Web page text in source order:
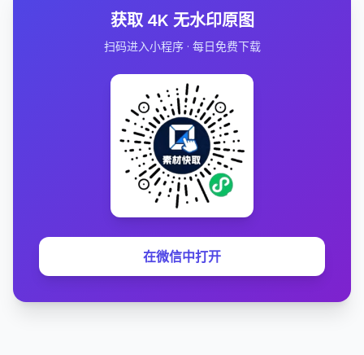
获取 4K 无水印原图
扫码进入小程序 · 每日免费下载
在微信中打开